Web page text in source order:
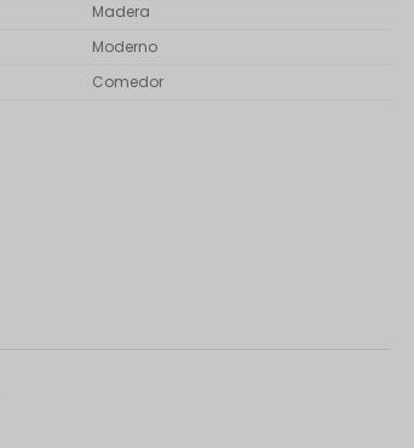
Madera
Moderno
Comedor